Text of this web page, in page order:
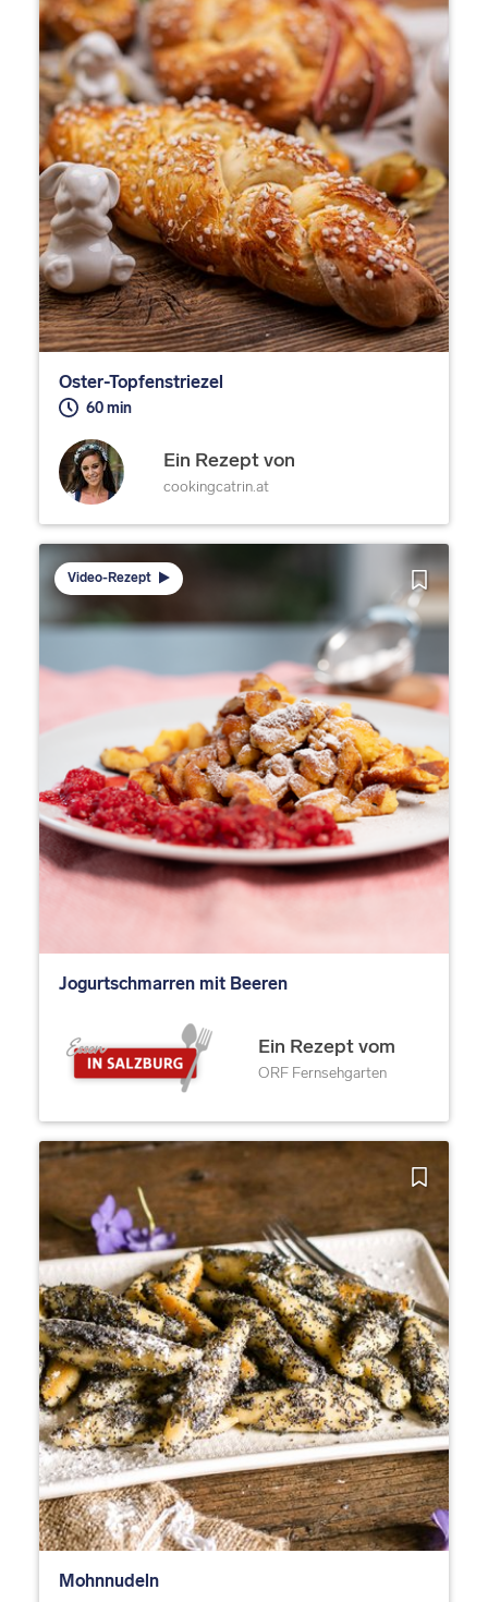
Oster-Topfenstriezel
60 min
Ein Rezept von
cookingcatrin.at
Video-Rezept
Jogurtschmarren mit Beeren
Ein Rezept vom
ORF Fernsehgarten
Mohnnudeln